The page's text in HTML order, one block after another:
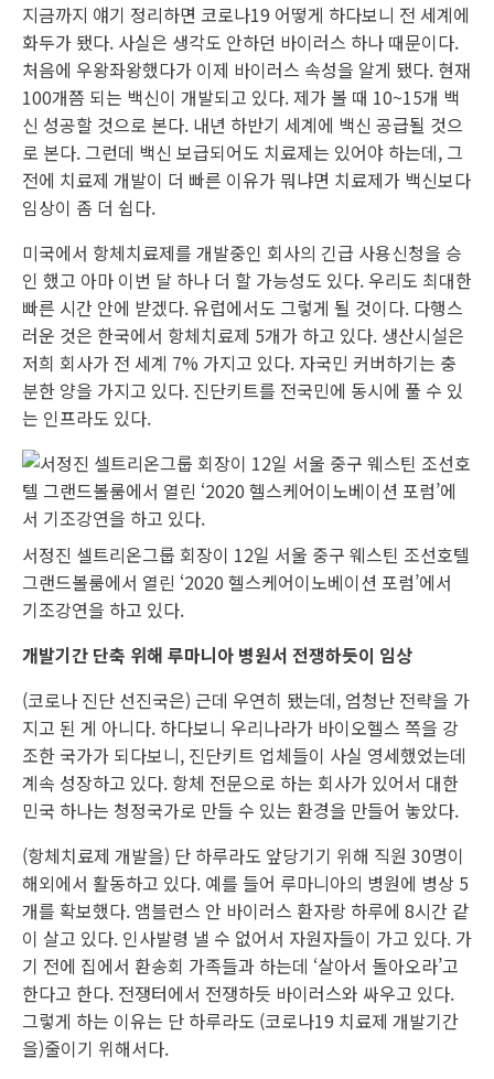
지금까지 얘기 정리하면 코로나19 어떻게 하다보니 전 세계에
화두가 됐다. 사실은 생각도 안하던 바이러스 하나 때문이다.
처음에 우왕좌왕했다가 이제 바이러스 속성을 알게 됐다. 현재
100개쯤 되는 백신이 개발되고 있다. 제가 볼 때 10~15개 백
신 성공할 것으로 본다. 내년 하반기 세계에 백신 공급될 것으
로 본다. 그런데 백신 보급되어도 치료제는 있어야 하는데, 그
전에 치료제 개발이 더 빠른 이유가 뭐냐면 치료제가 백신보다
임상이 좀 더 쉽다.
미국에서 항체치료제를 개발중인 회사의 긴급 사용신청을 승
인 했고 아마 이번 달 하나 더 할 가능성도 있다. 우리도 최대한
빠른 시간 안에 받겠다. 유럽에서도 그렇게 될 것이다. 다행스
러운 것은 한국에서 항체치료제 5개가 하고 있다. 생산시설은
저희 회사가 전 세계 7% 가지고 있다. 자국민 커버하기는 충
분한 양을 가지고 있다. 진단키트를 전국민에 동시에 풀 수 있
는 인프라도 있다.
서정진 셀트리온그룹 회장이 12일 서울 중구 웨스틴 조선호텔
그랜드볼룸에서 열린 ‘2020 헬스케어이노베이션 포럼’에서
기조강연을 하고 있다.
개발기간 단축 위해 루마니아 병원서 전쟁하듯이 임상
(코로나 진단 선진국은) 근데 우연히 됐는데, 엄청난 전략을 가
지고 된 게 아니다. 하다보니 우리나라가 바이오헬스 쪽을 강
조한 국가가 되다보니, 진단키트 업체들이 사실 영세했었는데
계속 성장하고 있다. 항체 전문으로 하는 회사가 있어서 대한
민국 하나는 청정국가로 만들 수 있는 환경을 만들어 놓았다.
(항체치료제 개발을) 단 하루라도 앞당기기 위해 직원 30명이
해외에서 활동하고 있다. 예를 들어 루마니아의 병원에 병상 5
개를 확보했다. 앰블런스 안 바이러스 환자랑 하루에 8시간 같
이 살고 있다. 인사발령 낼 수 없어서 자원자들이 가고 있다. 가
기 전에 집에서 환송회 가족들과 하는데 ‘살아서 돌아오라’고
한다고 한다. 전쟁터에서 전쟁하듯 바이러스와 싸우고 있다.
그렇게 하는 이유는 단 하루라도 (코로나19 치료제 개발기간
을)줄이기 위해서다.